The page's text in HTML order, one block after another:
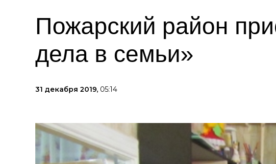
Пожарский район
дела в семьи»
31 декабря 2019, 05:14